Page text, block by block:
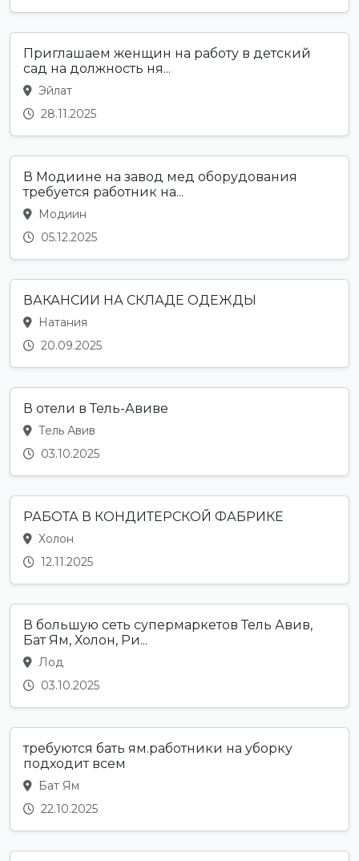
Приглашаем женщин на работу в детский
сад на должность ня...
Эйлат
28.11.2025
В Модиине на завод мед оборудования
требуется работник на...
Модиин
05.12.2025
ВАКАНСИИ НА СКЛАДЕ ОДЕЖДЫ
Натания
20.09.2025
В отели в Тель-Авиве
Тель Авив
03.10.2025
РАБОТА В КОНДИТЕРСКОЙ ФАБРИКЕ
Холон
12.11.2025
В большую сеть супермаркетов Тель Авив,
Бат Ям, Холон, Ри...
Лод
03.10.2025
требуются бать ям.работники на уборку
подходит всем
Бат Ям
22.10.2025